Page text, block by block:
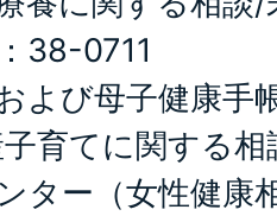
38-0711
よび母子健康手
育てに関する
ター（女性健康